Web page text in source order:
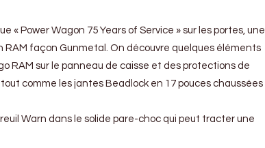
« Power Wagon 75 Years of Service » sur les portes, une
façon Gunmetal. On découvre quelques éléments
RAM sur le panneau de caisse et des protections de
comme les jantes Beadlock en 17 pouces chaussées
Warn dans le solide pare-choc qui peut tracter une